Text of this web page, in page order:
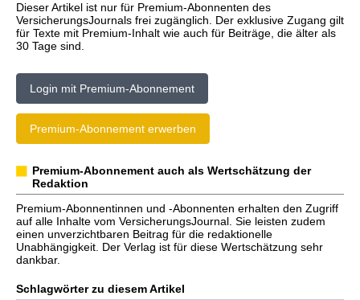
Dieser Artikel ist nur für Premium-Abonnenten des
VersicherungsJournals frei zugänglich. Der exklusive Zugang gilt
für Texte mit Premium-Inhalt wie auch für Beiträge, die älter als
30 Tage sind.
Login mit Premium-Abonnement
Premium-Abonnement erwerben
Premium-Abonnement auch als Wertschätzung der
Redaktion
Premium-Abonnentinnen und -Abonnenten erhalten den Zugriff
auf alle Inhalte vom VersicherungsJournal. Sie leisten zudem
einen unverzichtbaren Beitrag für die redaktionelle
Unabhängigkeit. Der Verlag ist für diese Wertschätzung sehr
dankbar.
Schlagwörter zu diesem Artikel